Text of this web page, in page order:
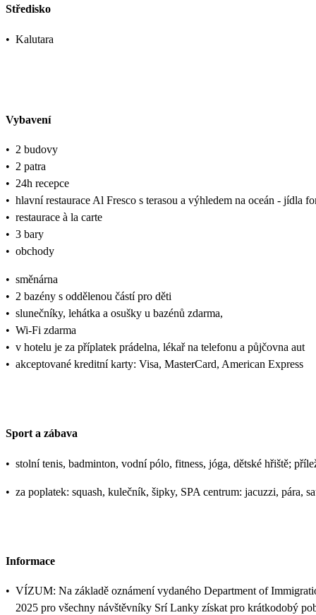
Středisko
• Kalutara
Vybavení
• 2 budovy
• 2 patra
• 24h recepce
• hlavní restaurace Al Fresco s terasou a výhledem na oceán - jídla
• restaurace à la carte
• 3 bary
• obchody
• směnárna
• 2 bazény s oddělenou částí pro děti
• slunečníky, lehátka a osušky u bazénů zdarma,
• Wi-Fi zdarma
• v hotelu je za příplatek prádelna, lékař na telefonu a půjčovna aut
• akceptované kreditní karty: Visa, MasterCard, American Express
Sport a zábava
• stolní tenis, badminton, vodní pólo, fitness, jóga, dětské hřiště;
• za poplatek: squash, kulečník, šipky, SPA centrum: jacuzzi, pára,
Informace
• VÍZUM: Na základě oznámení vydaného Department of
2025 pro všechny návštěvníky Srí Lanky získat pro krátkodobý